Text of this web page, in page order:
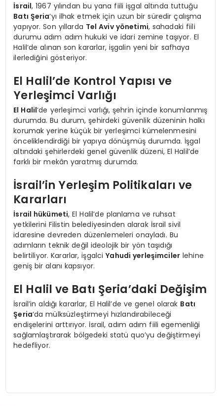
İsrail, 1967 yılından bu yana fiili işgal altında tuttuğu
Batı Şeria‘yı ilhak etmek için uzun bir süredir çalışma
yapıyor. Son yıllarda Tel Aviv yönetimi, sahadaki fiili
durumu adım adım hukuki ve idari zemine taşıyor. El
Halil’de alınan son kararlar, işgalin yeni bir safhaya
ilerlediğini gösteriyor.
El Halil’de Kontrol Yapısı ve
Yerleşimci Varlığı
El Halil‘de yerleşimci varlığı, şehrin içinde konumlanmış
durumda. Bu durum, şehirdeki güvenlik düzeninin halkı
korumak yerine küçük bir yerleşimci kümelenmesini
önceliklendirdiği bir yapıya dönüşmüş durumda. İşgal
altındaki şehirlerdeki genel güvenlik düzeni, El Halil’de
farklı bir mekân yaratmış durumda.
İsrail’in Yerleşim Politikaları ve
Kararları
İsrail hükümeti, El Halil’de planlama ve ruhsat
yetkilerini Filistin belediyesinden alarak İsrail sivil
idaresine devreden düzenlemeleri onayladı. Bu
adımların teknik değil ideolojik bir yön taşıdığı
belirtiliyor. Kararlar, işgalciYahudi yerleşimciler lehine
geniş bir alanı kapsıyor.
El Halil ve Batı Şeria’daki Değişim
İsrail’in aldığı kararlar, El Halil’de ve genel olarak Batı
Şeria‘da mülksüzleştirmeyi hızlandırabileceği
endişelerini arttırıyor. İsrail, adım adım fiili egemenliği
sağlamlaştırarak bölgedeki statü quo’yu değiştirmeyi
hedefliyor.